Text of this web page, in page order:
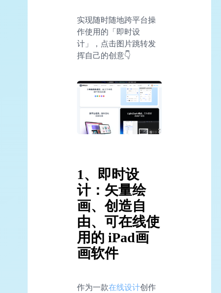
实现随时随地跨平台操
作使用的「即时设
计」，点击图片跳转发
挥自己的创意👇
1、即时设
计：矢量绘
画、创造自
由、可在线使
用的 iPad画
画软件
作为一款在线设计创作